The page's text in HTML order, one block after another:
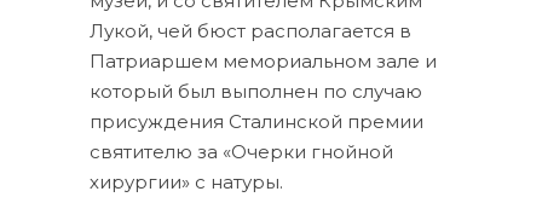
Лукой, чей бюст располагается в
Патриаршем мемориальном зале и
который был выполнен по случаю
присуждения Сталинской премии
святителю за «Очерки гнойной
хирургии» с натуры.